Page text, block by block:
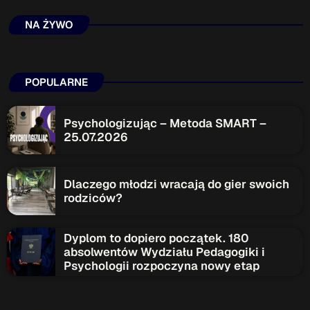
NA ŻYWO
POPULARNE
Psychologizując – Metoda SMART –
25.07.2026
Dlaczego młodzi wracają do gier swoich
rodziców?
Dyplom to dopiero początek. 180
absolwentów Wydziału Pedagogiki i
Psychologii rozpoczyna nowy etap